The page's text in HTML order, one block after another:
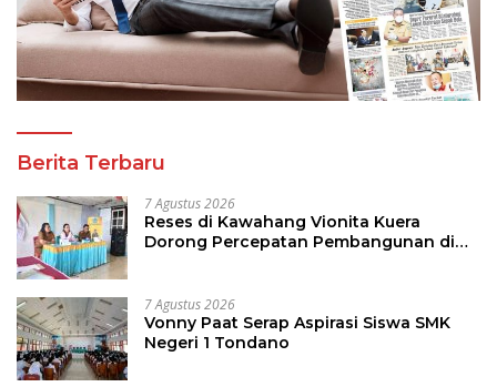
Berita Terbaru
7 Agustus 2026
Reses di Kawahang Vionita Kuera
Dorong Percepatan Pembangunan di
7 Agustus 2026
Vonny Paat Serap Aspirasi Siswa SMK
Negeri 1 Tondano